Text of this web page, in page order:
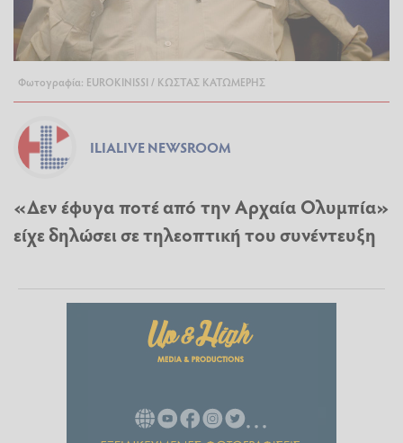
Φωτογραφία: EUROKINISSI / ΚΩΣΤΑΣ ΚΑΤΩΜΕΡΗΣ
ILIALIVE NEWSROOM
«Δεν έφυγα ποτέ από την Αρχαία Ολυμπία»
είχε δηλώσει σε τηλεοπτική του συνέντευξη